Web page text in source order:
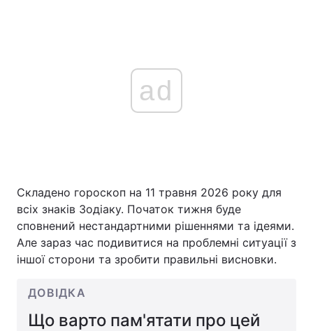
ad
Складено гороскоп на 11 травня 2026 року для
всіх знаків Зодіаку. Початок тижня буде
сповнений нестандартними рішеннями та ідеями.
Але зараз час подивитися на проблемні ситуації з
іншої сторони та зробити правильні висновки.
ДОВІДКА
Що варто пам'ятати про цей